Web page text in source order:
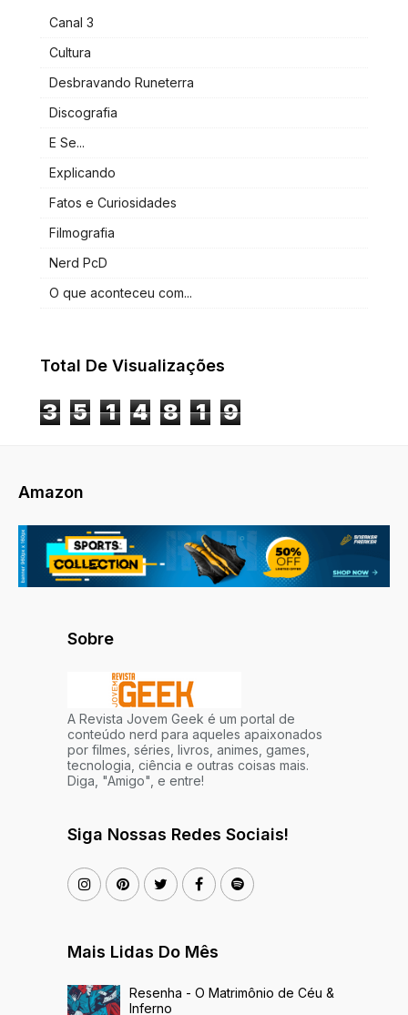
Canal 3
Cultura
Desbravando Runeterra
Discografia
E Se...
Explicando
Fatos e Curiosidades
Filmografia
Nerd PcD
O que aconteceu com...
Total De Visualizações
3 5 1 4 8 1 9
Amazon
Sobre
A Revista Jovem Geek é um portal de
conteúdo nerd para aqueles apaixonados
por filmes, séries, livros, animes, games,
tecnologia, ciência e outras coisas mais.
Diga, "Amigo", e entre!
Siga Nossas Redes Sociais!
Mais Lidas Do Mês
Resenha - O Matrimônio de Céu &
Inferno